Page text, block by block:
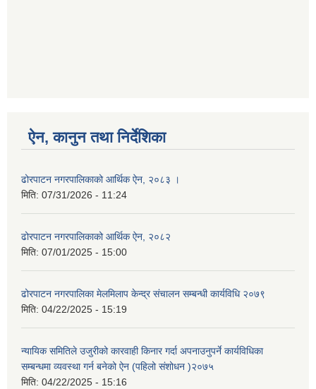
ऐन, कानुन तथा निर्देशिका
ढोरपाटन नगरपालिकाको आर्थिक ऐन, २०८३ ।
मिति: 07/31/2026 - 11:24
ढोरपाटन नगरपालिकाको आर्थिक ऐन, २०८२
मिति: 07/01/2025 - 15:00
ढोरपाटन नगरपालिका मेलमिलाप केन्द्र संचालन सम्बन्धी कार्यविधि २०७९
मिति: 04/22/2025 - 15:19
न्यायिक समितिले उजुरीको कारवाही किनार गर्दा अपनाउनुपर्ने कार्यविधिका
सम्बन्धमा व्यवस्था गर्न बनेको ऐन (पहिलो संशोधन )२०७५
मिति: 04/22/2025 - 15:16